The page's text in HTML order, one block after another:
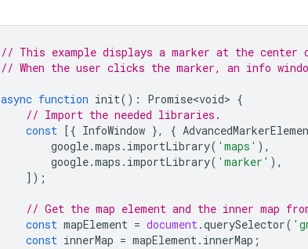
// This example displays a marker at the center
// When the user clicks the marker, an info
async function init() : Promise<void> {
// Import the needed libraries.
const [{ InfoWindow }, {
google.maps . importLibrary( 'maps' ),
google.maps . importLibrary( 'marker' ),
]);
// Get the map element and the inner map
const mapElement = document.querySelector(
const innerMap = mapElement. innerMap ;